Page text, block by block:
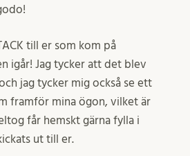
till er som kom på
igår! Jag tycker att det blev
jag tycker mig också se ett
framför mina ögon, vilket är
får hemskt gärna fylla i
ut till er.